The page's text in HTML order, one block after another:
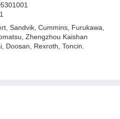
Sandvik, Cummins, Furukawa,
Zhengzhou Kaishan
Doosan, Rexroth, Toncin.